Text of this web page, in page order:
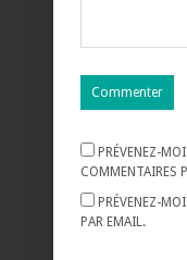
PRÉVENEZ-
COMMENTAIRES
PRÉVENEZ-
PAR EMAIL.